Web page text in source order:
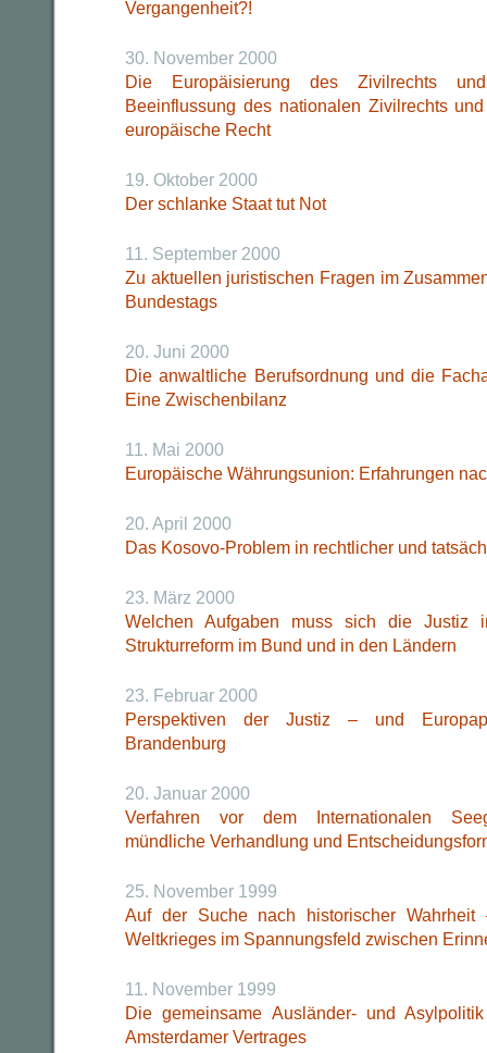
Vergangenheit?!
30. November 2000
Die Europäisierung des Zivilrechts
Beeinflussung des nationalen Zivilrechts
europäische Recht
19. Oktober 2000
Der schlanke Staat tut Not
11. September 2000
Zu aktuellen juristischen Fragen im
Bundestags
20. Juni 2000
Die anwaltliche Berufsordnung und die
Eine Zwischenbilanz
11. Mai 2000
Europäische Währungsunion: Erfahrungen
20. April 2000
Das Kosovo-Problem in rechtlicher und
23. März 2000
Welchen Aufgaben muss sich die Justiz
Strukturreform im Bund und in den Ländern
23. Februar 2000
Perspektiven der Justiz – und
Brandenburg
20. Januar 2000
Verfahren vor dem Internationalen
mündliche Verhandlung und
25. November 1999
Auf der Suche nach historischer
Weltkrieges im Spannungsfeld zwischen
11. November 1999
Die gemeinsame Ausländer- und
Amsterdamer Vertrages